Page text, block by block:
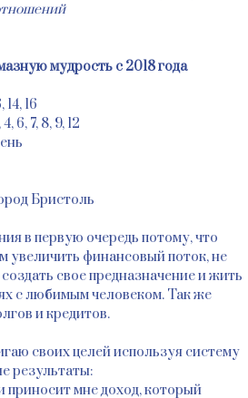
мудрость с 2018 года
14, 16
6, 7, 8, 9, 12
Бристоль
в первую очередь потому, что
увеличить финансовый поток, не
свое предназначение и жить
с любимым человеком. Так же
и кредитов.
своих целей используя систему
результаты:
приносит мне доход, который